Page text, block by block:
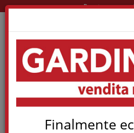
Finalmente
Pronta
Materassi Memory
Tostapane, tritatutto,
e molti altri